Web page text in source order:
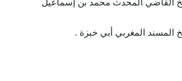
القاضي المحدث محمد بن إسماعيل
المسند المغربي أبي خبزة .